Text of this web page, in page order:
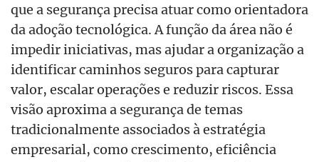
que a segurança precisa atuar como orientadora
da adoção tecnológica. A função da área não é
impedir iniciativas, mas ajudar a organização a
identificar caminhos seguros para capturar
valor, escalar operações e reduzir riscos. Essa
visão aproxima a segurança de temas
tradicionalmente associados à estratégia
empresarial, como crescimento, eficiência